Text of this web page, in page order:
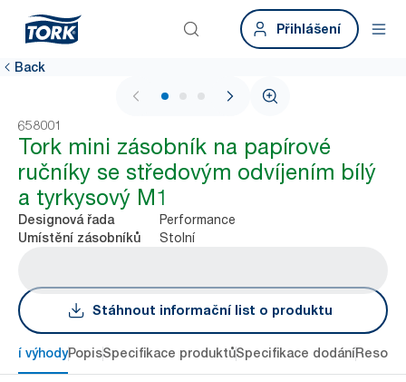
Přihlášení
Back
1 / 3
658001
Tork mini zásobník na papírové
ručníky se středovým odvíjením bílý
a tyrkysový M1
Designová řada Performance
Umístění zásobníků Stolní
Stáhnout informační list o produktu
výhodyPopisSpecifikace produktůSpecifikace dodání